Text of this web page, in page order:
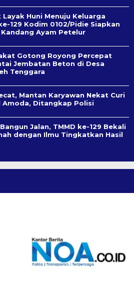
Layak Huni Menuju Keluarga
129 Kodim 0102/Pidie Siapkan
Ayam Petelur
Gotong Royong Percepat
Jembatan Beton di Desa
Tenggara
Mantan Karyawan Nekat Curi
Ditangkap Polisi
Jalan, TMMD ke-129 Bekali
dengan Ilmu Tingkatkan Hasil